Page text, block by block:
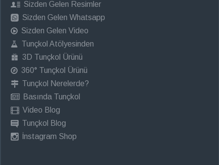
Sizden Gelen Resimler
Sizden Gelen Whatsapp
Sizden Gelen Video
Tunçkol Atölyesinden
3D Tunçkol Ürünü
360° Tunçkol Ürünü
Tunçkol Nerelerde?
Basında Tunçkol
Video Blog
Tunçkol Blog
İnstagram Shop